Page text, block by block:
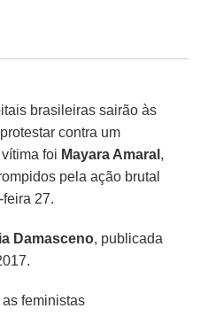
brasileiras sairão às
contra um
foi Mayara Amaral ,
pela ação brutal
27.
Damasceno, publicada
feministas